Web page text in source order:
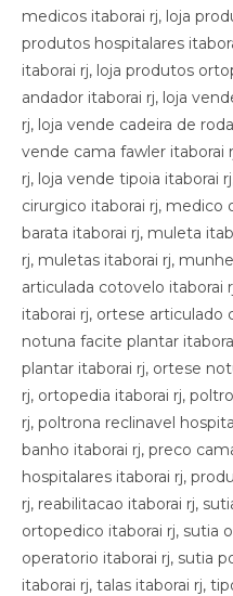
medicos itaborai rj, loja
produtos hospitalares
itaborai rj, loja produtos
andador itaborai rj, loja
rj, loja vende cadeira de
vende cama fawler itaborai
rj, loja vende tipoia itaborai
cirurgico itaborai rj, medico
barata itaborai rj, muleta
rj, muletas itaborai rj,
articulada cotovelo itaborai
itaborai rj, ortese articulado
notuna facite plantar
plantar itaborai rj, ortese
rj, ortopedia itaborai rj,
rj, poltrona reclinavel
banho itaborai rj, preco
hospitalares itaborai rj,
rj, reabilitacao itaborai rj,
ortopedico itaborai rj, sutia
operatorio itaborai rj, sutia
itaborai rj, talas itaborai rj,